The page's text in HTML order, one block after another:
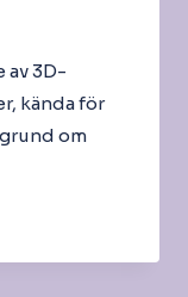
av 3D-
kända för
om